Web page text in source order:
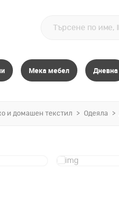
Мека мебел Дневна
и домашен текстил Одеяла